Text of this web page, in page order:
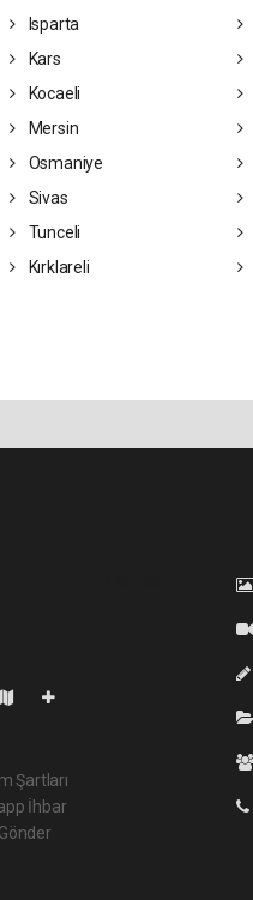
Isparta
Kars
Kocaeli
Mersin
Osmaniye
Sivas
Tunceli
Kırklareli
Şartları
İhbar